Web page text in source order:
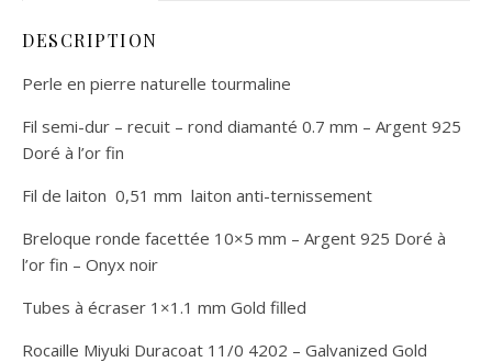
DESCRIPTION
Perle en pierre naturelle tourmaline
Fil semi-dur – recuit – rond diamanté 0.7 mm – Argent 925
Doré à l’or fin
Fil de laiton 0,51 mm laiton anti-ternissement
Breloque ronde facettée 10×5 mm – Argent 925 Doré à
l’or fin – Onyx noir
Tubes à écraser 1×1.1 mm Gold filled
Rocaille Miyuki Duracoat 11/0 4202 – Galvanized Gold